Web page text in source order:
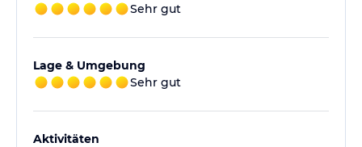
Sehr gut
Lage & Umgebung
Sehr gut
Aktivitäten